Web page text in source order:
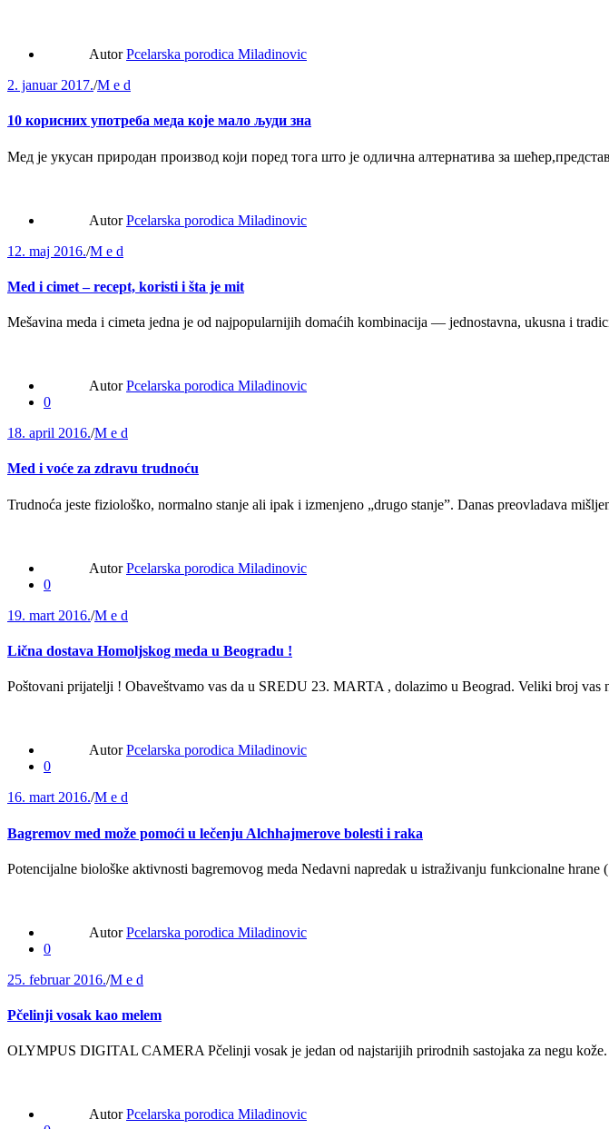
AutorPcelarska porodica Miladinovic
2. januar 2017./M e d
10 корисних употреба меда које мало људи зна
Мед је укусан природан производ који поред тога што је одлична алтернатива за
AutorPcelarska porodica Miladinovic
12. maj 2016./M e d
Med i cimet – recept, koristi i šta je mit
Mešavina meda i cimeta jedna je od najpopularnijih domaćih kombinacija — jednostavna, ukusna i
AutorPcelarska porodica Miladinovic
0
18. april 2016./M e d
Med i voće za zdravu trudnoću
Trudnoća jeste fiziološko, normalno stanje ali ipak i izmenjeno „drugo stanje”. Danas preovladava
AutorPcelarska porodica Miladinovic
0
19. mart 2016./M e d
Lična dostava Homoljskog meda u Beogradu !
Poštovani prijatelji ! Obaveštvamo vas da u SREDU 23. MARTA , dolazimo u Beograd. Veliki broj
AutorPcelarska porodica Miladinovic
0
16. mart 2016./M e d
Bagremov med može pomoći u lečenju Alchhajmerove bolesti i raka
Potencijalne biološke aktivnosti bagremovog meda Nedavni napredak u istraživanju funkcionalne
AutorPcelarska porodica Miladinovic
0
25. februar 2016./M e d
Pčelinji vosak kao melem
OLYMPUS DIGITAL CAMERA Pčelinji vosak je jedan od najstarijih prirodnih sastojaka za negu
AutorPcelarska porodica Miladinovic